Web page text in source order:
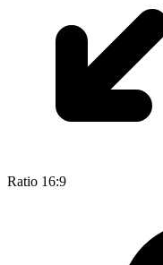
Ratio 16:9